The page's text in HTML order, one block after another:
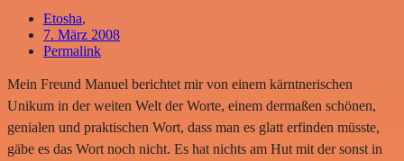
Etosha,
7. März 2008
Permalink
Mein Freund Manuel berichtet mir von einem kärntnerischen
Unikum in der weiten Welt der Worte, einem dermaßen schönen,
genialen und praktischen Wort, dass man es glatt erfinden müsste,
gäbe es das Wort noch nicht. Es hat nichts am Hut mit der sonst in